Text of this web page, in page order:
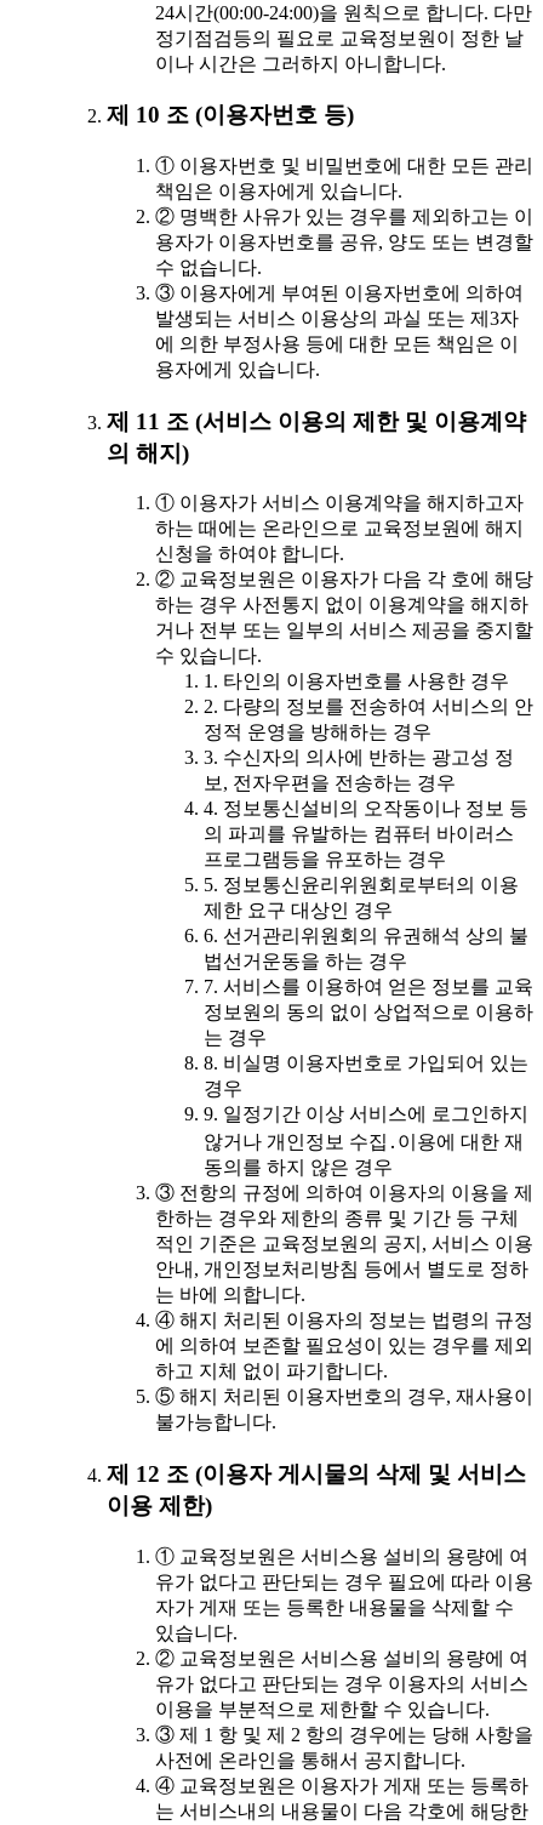
24시간(00:00-24:00)을 원칙으로 합니다. 다만
정기점검등의 필요로 교육정보원이 정한 날
이나 시간은 그러하지 아니합니다.
제 10 조 (이용자번호 등)
① 이용자번호 및 비밀번호에 대한 모든 관리
책임은 이용자에게 있습니다.
② 명백한 사유가 있는 경우를 제외하고는 이
용자가 이용자번호를 공유, 양도 또는 변경할
수 없습니다.
③ 이용자에게 부여된 이용자번호에 의하여
발생되는 서비스 이용상의 과실 또는 제3자
에 의한 부정사용 등에 대한 모든 책임은 이
용자에게 있습니다.
제 11 조 (서비스 이용의 제한 및 이용계약
의 해지)
① 이용자가 서비스 이용계약을 해지하고자
하는 때에는 온라인으로 교육정보원에 해지
신청을 하여야 합니다.
② 교육정보원은 이용자가 다음 각 호에 해당
하는 경우 사전통지 없이 이용계약을 해지하
거나 전부 또는 일부의 서비스 제공을 중지할
수 있습니다.
1. 타인의 이용자번호를 사용한 경우
2. 다량의 정보를 전송하여 서비스의 안
정적 운영을 방해하는 경우
3. 수신자의 의사에 반하는 광고성 정
보, 전자우편을 전송하는 경우
4. 정보통신설비의 오작동이나 정보 등
의 파괴를 유발하는 컴퓨터 바이러스
프로그램등을 유포하는 경우
5. 정보통신윤리위원회로부터의 이용
제한 요구 대상인 경우
6. 선거관리위원회의 유권해석 상의 불
법선거운동을 하는 경우
7. 서비스를 이용하여 얻은 정보를 교육
정보원의 동의 없이 상업적으로 이용하
는 경우
8. 비실명 이용자번호로 가입되어 있는
경우
9. 일정기간 이상 서비스에 로그인하지
않거나 개인정보 수집․이용에 대한 재
동의를 하지 않은 경우
③ 전항의 규정에 의하여 이용자의 이용을 제
한하는 경우와 제한의 종류 및 기간 등 구체
적인 기준은 교육정보원의 공지, 서비스 이용
안내, 개인정보처리방침 등에서 별도로 정하
는 바에 의합니다.
④ 해지 처리된 이용자의 정보는 법령의 규정
에 의하여 보존할 필요성이 있는 경우를 제외
하고 지체 없이 파기합니다.
⑤ 해지 처리된 이용자번호의 경우, 재사용이
불가능합니다.
제 12 조 (이용자 게시물의 삭제 및 서비스
이용 제한)
① 교육정보원은 서비스용 설비의 용량에 여
유가 없다고 판단되는 경우 필요에 따라 이용
자가 게재 또는 등록한 내용물을 삭제할 수
있습니다.
② 교육정보원은 서비스용 설비의 용량에 여
유가 없다고 판단되는 경우 이용자의 서비스
이용을 부분적으로 제한할 수 있습니다.
③ 제 1 항 및 제 2 항의 경우에는 당해 사항을
사전에 온라인을 통해서 공지합니다.
④ 교육정보원은 이용자가 게재 또는 등록하
는 서비스내의 내용물이 다음 각호에 해당한